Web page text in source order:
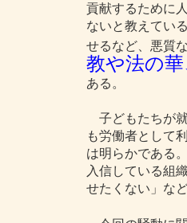
貢献するために
ないと教えてい
せるなど、悪質
教や法の
ある。
子どもたちが
も労働者として
は明らかである
入信している組
せたくない」な